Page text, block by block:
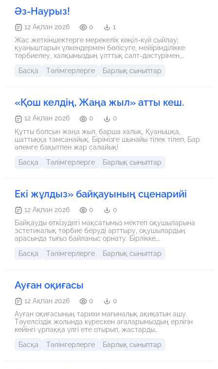
Әз-Наурыз!
12 Ақпан 2026 0
1
Жас жеткіншектерге мерекелік көңіл-күй сыйлау;
қуаныштарын үлкендермен бөлісуге, мейірімділікке
тәрбиелеу, халқымыздың ұлттық салт-дәстүрімен,
ұлттық ойындар арқылы жас жеткіншектердің тұлғалық
Басқа Тәлімгерлерге Барлық сыныптар
«Қош келдің, Жаңа жыл» атты кеш.
12 Ақпан 2026 0
0
Құтты болсын жаңа жыл, барша халық, Қуанышқа,
шаттыққа тамсанайық. Бірімізге шынайы тілек тілеп, Бар
әлемге бақытпен жар салайық!
Басқа
Тәлімгерлерге Барлық сыныптар
Екі жұлдыз» байқауының сценарийі
12 Ақпан 2026 0
0
Байқауды өткізудегі мақсатымыз мектеп оқушыларына
эстетикалық тәрбие беруді арттыру, оқушылардың
арасында тығыз байланыс орнату. Бірлікке,
білуге тәрбиелеу болып табылады.
Басқа Тәлімгерлерге Барлық сыныптар
Ауған оқиғасы
12 Ақпан 2026 0
0
Ауған оқиғасының тарихи мағыналық ақиқатын ашу.
Тәуелсіздік жолында күрескен ағаларымыздың ерлігін
кейінгі ұрпаққа үлгі ете отырып, жастарды
ардагерлеріне құрмет көрсету
Басқа Тәлімгерлерге Барлық сыныптар